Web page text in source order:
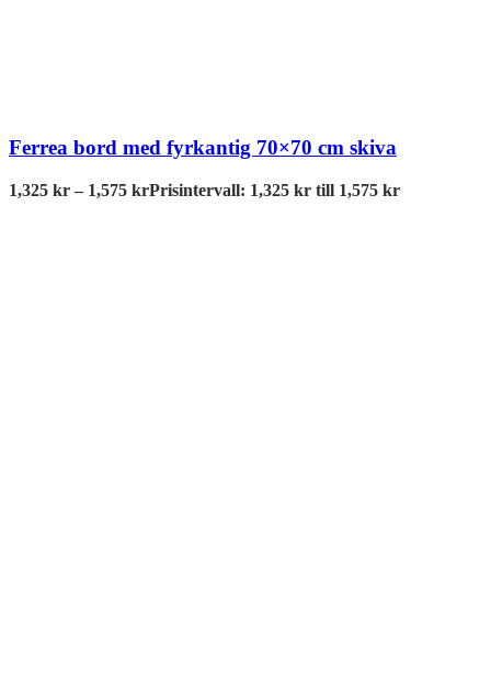
Ferrea bord med fyrkantig 70×70 cm skiva
1,325 kr – 1,575 krPrisintervall: 1,325 kr till 1,575 kr